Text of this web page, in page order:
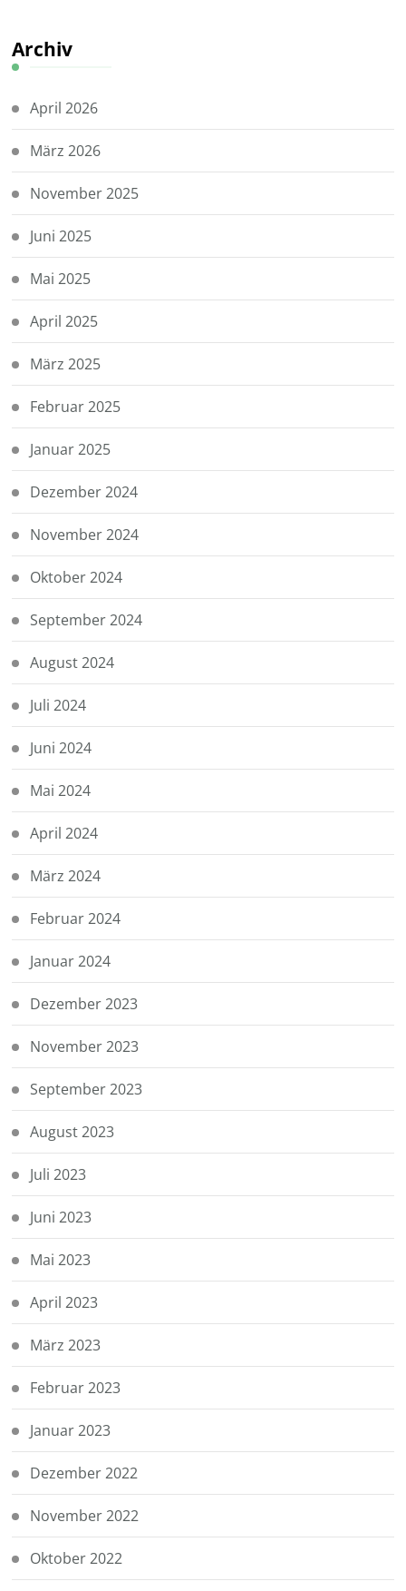
Archiv
April 2026
März 2026
November 2025
Juni 2025
Mai 2025
April 2025
März 2025
Februar 2025
Januar 2025
Dezember 2024
November 2024
Oktober 2024
September 2024
August 2024
Juli 2024
Juni 2024
Mai 2024
April 2024
März 2024
Februar 2024
Januar 2024
Dezember 2023
November 2023
September 2023
August 2023
Juli 2023
Juni 2023
Mai 2023
April 2023
März 2023
Februar 2023
Januar 2023
Dezember 2022
November 2022
Oktober 2022